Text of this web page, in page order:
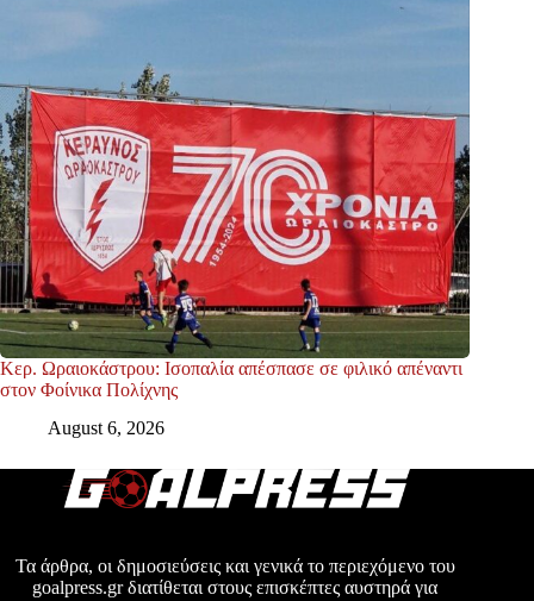
Κερ. Ωραιοκάστρου: Ισοπαλία απέσπασε σε φιλικό απέναντι
στον Φοίνικα Πολίχνης
August 6, 2026
Τα άρθρα, οι δημοσιεύσεις και γενικά το περιεχόμενο του
goalpress.gr διατίθεται στους επισκέπτες αυστηρά για